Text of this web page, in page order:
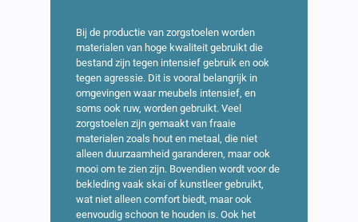
Bij de productie van zorgstoelen worden
materialen van hoge kwaliteit gebruikt die
bestand zijn tegen intensief gebruik en ook
tegen agressie. Dit is vooral belangrijk in
omgevingen waar meubels intensief, en
soms ook ruw, worden gebruikt. Veel
zorgstoelen zijn gemaakt van fraaie
materialen zoals hout en metaal, die niet
alleen duurzaamheid garanderen, maar ook
mooi om te zien zijn. Bovendien wordt voor de
bekleding vaak skai of kunstleer gebruikt,
wat niet alleen comfort biedt, maar ook
eenvoudig schoon te houden is. Ook het